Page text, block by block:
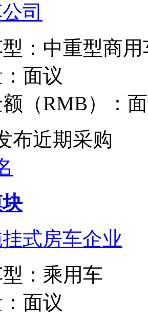
司
： 中重型商
面议
（RMB）：
布近期采购
式房车企业
： 乘用车
面议